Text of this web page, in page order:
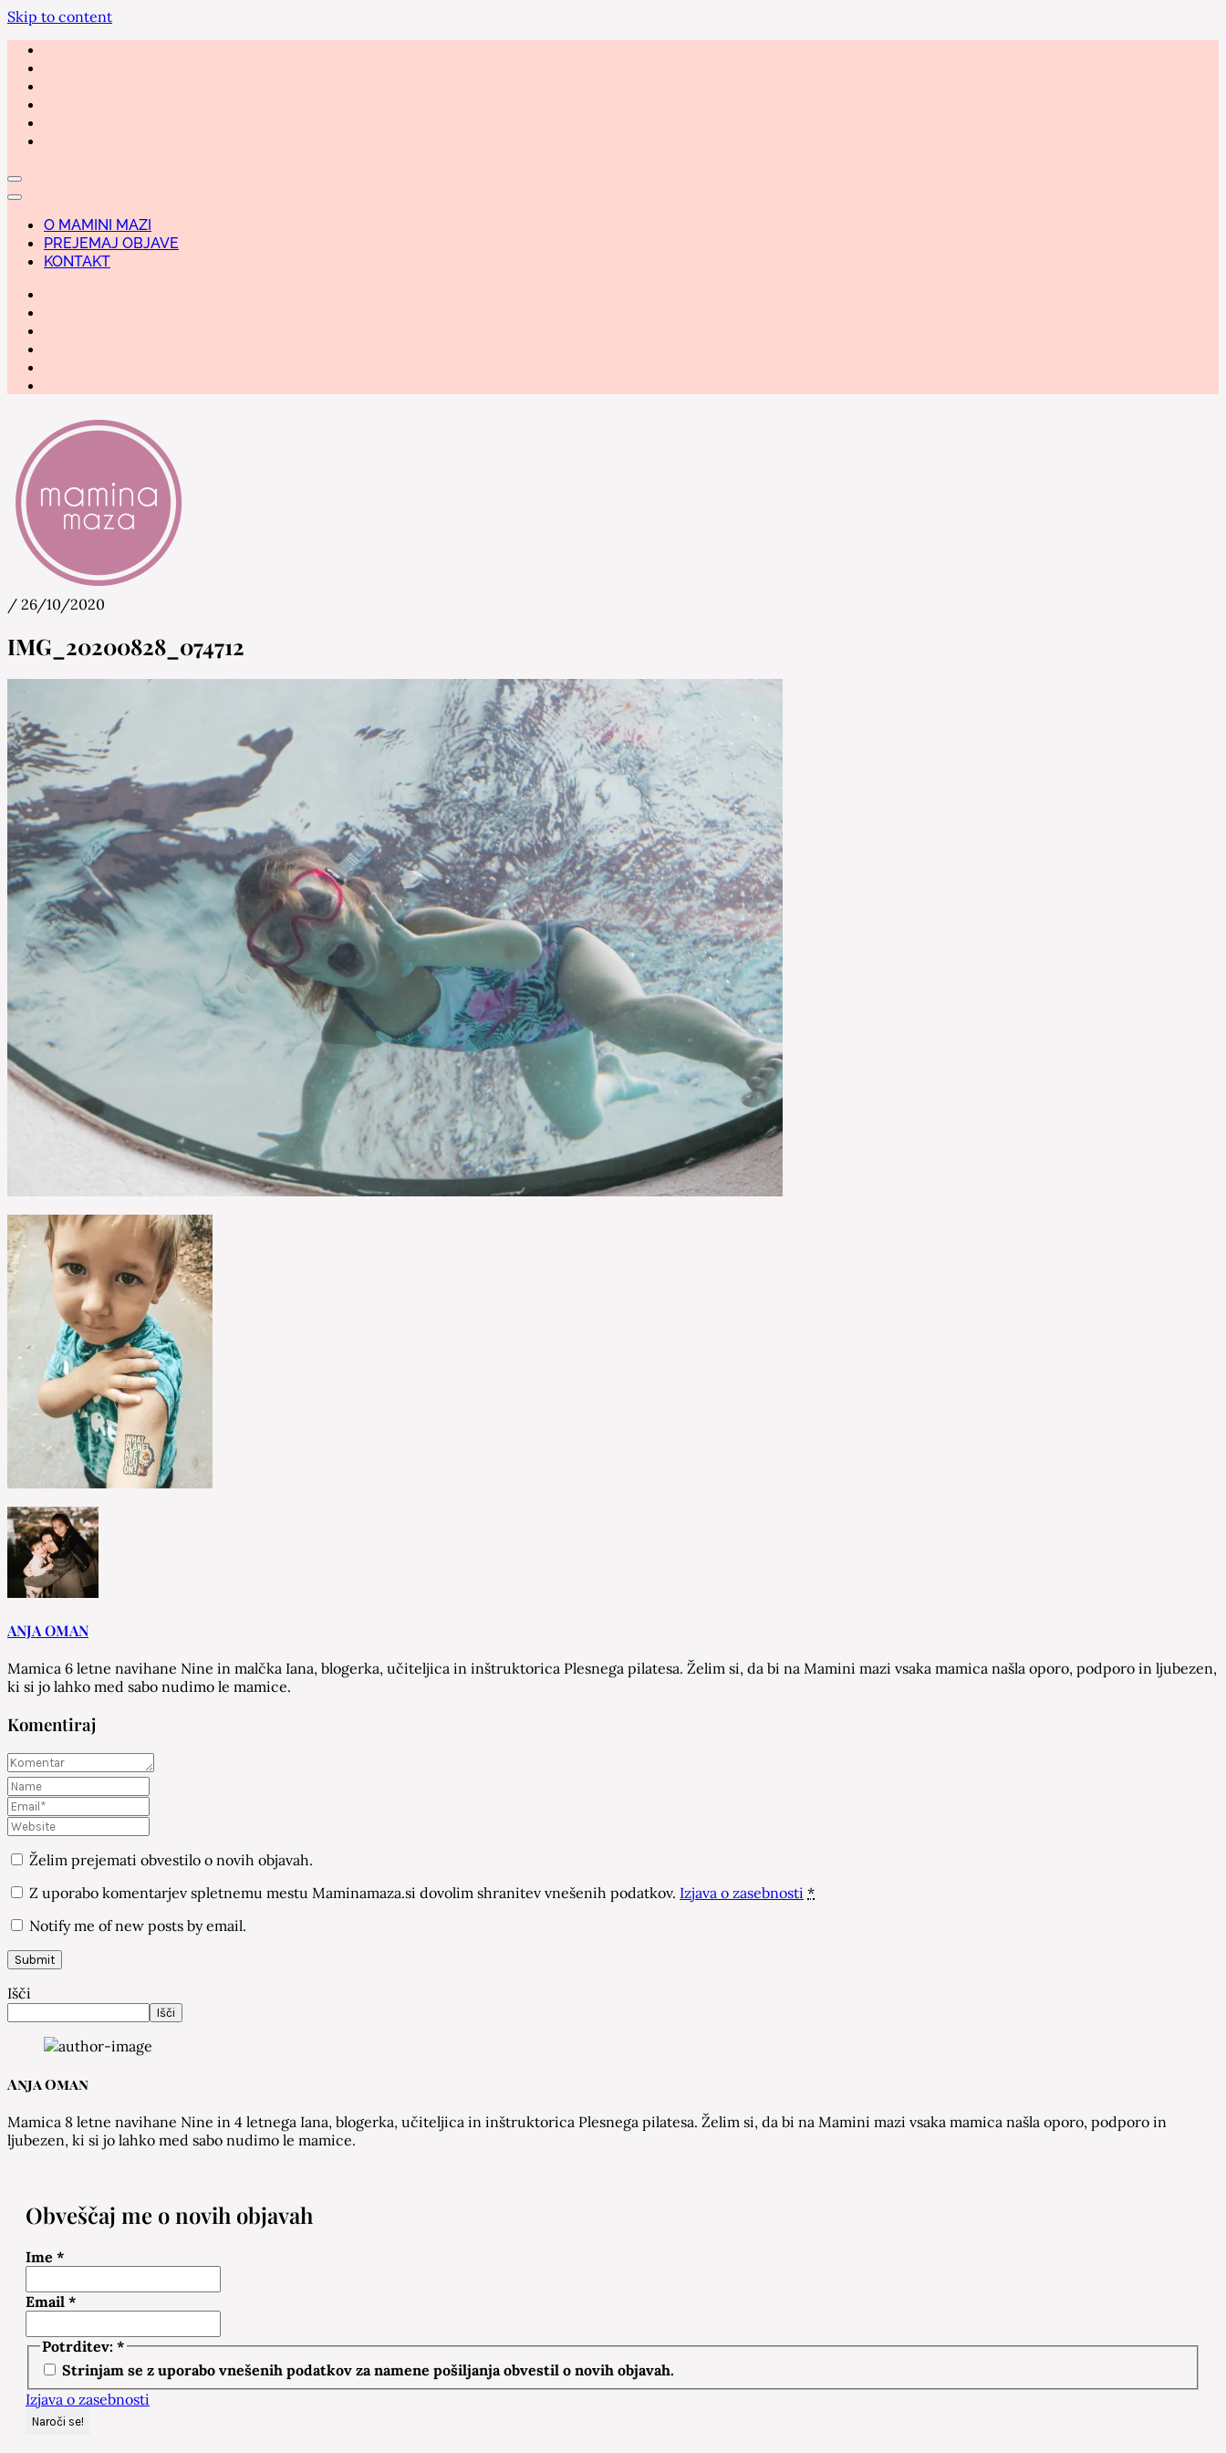
Skip to content
O MAMINI MAZI
PREJEMAJ OBJAVE
KONTAKT
Mamina Maza
/ 26/10/2020
IMG_20200828_074712
ANJA OMAN
Mamica 6 letne navihane Nine in malčka Iana, blogerka, učiteljica in inštruktorica Plesnega pilatesa. Želim si, da bi na Mamini mazi vsaka mamica našla oporo, podporo in ljubezen,
ki si jo lahko med sabo nudimo le mamice.
Komentiraj
Želim prejemati obvestilo o novih objavah.
Z uporabo komentarjev spletnemu mestu Maminamaza.si dovolim shranitev vnešenih podatkov. Izjava o zasebnosti *
Notify me of new posts by email.
Išči
Išči
Anja Oman
Mamica 8 letne navihane Nine in 4 letnega Iana, blogerka, učiteljica in inštruktorica Plesnega pilatesa. Želim si, da bi na Mamini mazi vsaka mamica našla oporo, podporo in
ljubezen, ki si jo lahko med sabo nudimo le mamice.
Obveščaj me o novih objavah
Ime *
Email *
Potrditev: *
Strinjam se z uporabo vnešenih podatkov za namene pošiljanja obvestil o novih objavah.
Izjava o zasebnosti